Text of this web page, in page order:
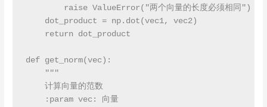
raise ValueError("两个向量的长度必须相同")
dot_product = np.dot(vec1, vec2)
return dot_product
def get_norm(vec):
"""
计算向量的范数
:param vec: 向量